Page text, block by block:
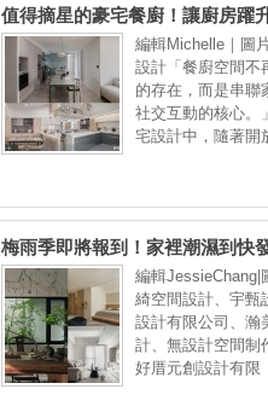
值得摘星的豪宅餐廚！讓廚房躍
「社交中心」
編輯Michelle｜圖
設計「餐廚空間不
的存在，而是串聯
社交互動的核心。
宅設計中，隨著開
梅雨季即將報到！家裡潮濕到快
ＱＡ教你居家防潮、除濕小妙招
編輯JessieChang|
綺空間設計、宇甄
設計有限公司、瀚
計、無設計空間制
好厝元創設計有限